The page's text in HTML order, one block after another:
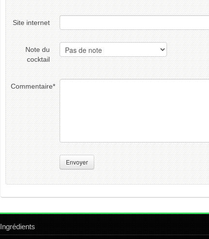
Site internet
Note du
cocktail
Commentaire*
Envoyer
Ingrédients